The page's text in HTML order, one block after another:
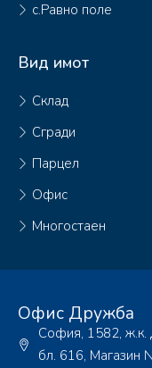
с.Равно поле
Вид имот
Склад
Сгради
Парцел
Офис
Многостаен
Офис Дружба
София, 1582, ж.к.
бл. 616, Магазин